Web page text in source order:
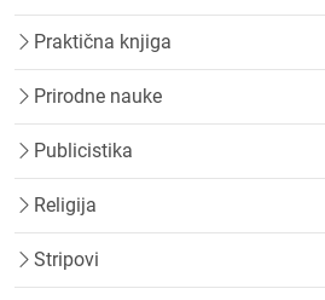
Praktična knjiga
Prirodne nauke
Publicistika
Religija
Stripovi